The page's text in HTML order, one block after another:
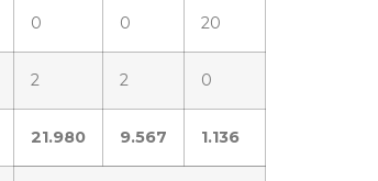
0 0 20
2 2 0
21.980 9.567 1.136